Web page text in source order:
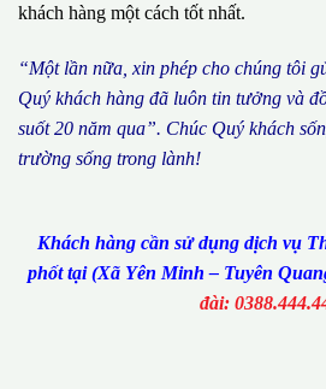
khách hàng một cách tốt nhất.
“Một lần nữa, xin phép cho chúng tôi g
Quý khách hàng đã luôn tin tưởng và đ
suốt 20 năm qua”. Chúc Quý khách số
trường sống trong lành!
Khách hàng cần sử dụng dịch vụ
phốt tại (Xã Yên Minh – Tuyên
đài: